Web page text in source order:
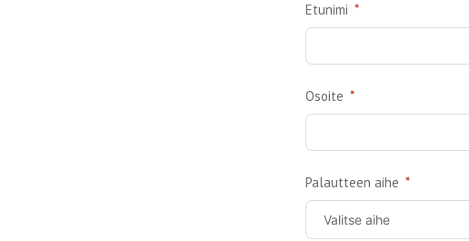
Etunimi
Osoite
Palautteen aihe